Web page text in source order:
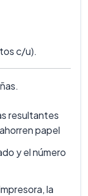
c/u).
resultantes
papel
y el número
la